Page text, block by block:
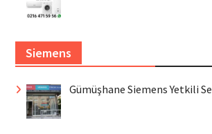
Siemens
Gümüşhane Siemens Yetkili